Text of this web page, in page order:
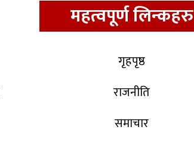
महत्वपूर्ण लिन्कहरु
गृहपृष्ठ
राजनीति
समाचार